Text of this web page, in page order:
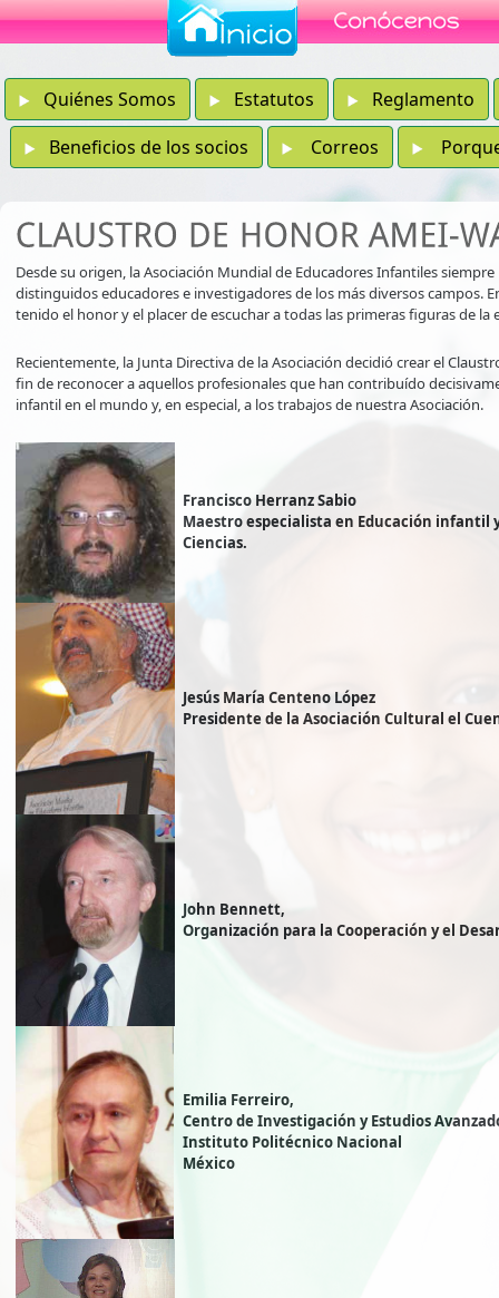
Quiénes Somos Estatutos
Reglamento
Beneficios de los socios
Correos Porque
Desde su origen, la Asociación Mundial de Educadores Infantiles
distinguidos educadores e investigadores de los más diversos campos.
tenido el honor y el placer de escuchar a todas las primeras figuras de
Recientemente, la Junta Directiva de la Asociación decidió crear el
fin de reconocer a aquellos profesionales que han contribuído
infantil en el mundo y, en especial, a los trabajos de nuestra Asociación.
Francisco Herranz Sabio
Maestro especialista en Educación infantil
Ciencias.
Jesús María Centeno López
Presidente de la Asociación Cultural el
John Bennett,
Organización para la Cooperación y el
Emilia Ferreiro,
Centro de Investigación y Estudios
Instituto Politécnico Nacional
México